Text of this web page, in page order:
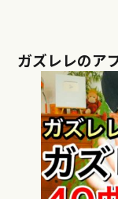
ガズレレのア